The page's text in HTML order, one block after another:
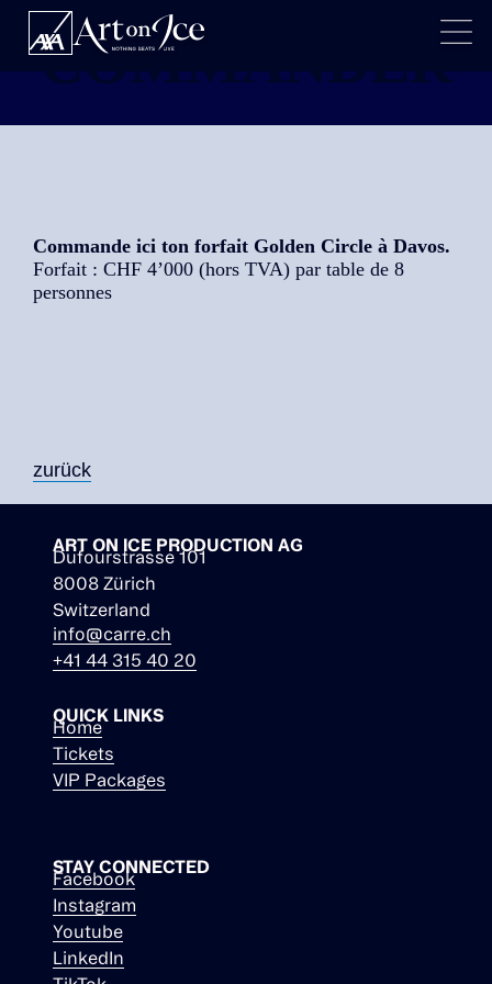
COMMANDER
Commande ici ton forfait Golden Circle à Davos.
Forfait : CHF 4’000 (hors TVA) par table de 8
personnes
zurück
ART ON ICE PRODUCTION AG
Dufourstrasse 101
8008 Zürich
Switzerland
info@carre.ch
+41 44 315 40 20
QUICK LINKS
Home
Tickets
VIP Packages
STAY CONNECTED
Facebook
Instagram
Youtube
LinkedIn